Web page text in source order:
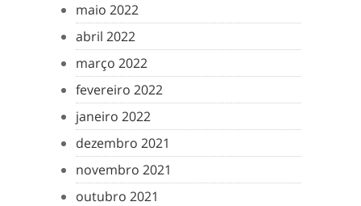
maio 2022
abril 2022
março 2022
fevereiro 2022
janeiro 2022
dezembro 2021
novembro 2021
outubro 2021